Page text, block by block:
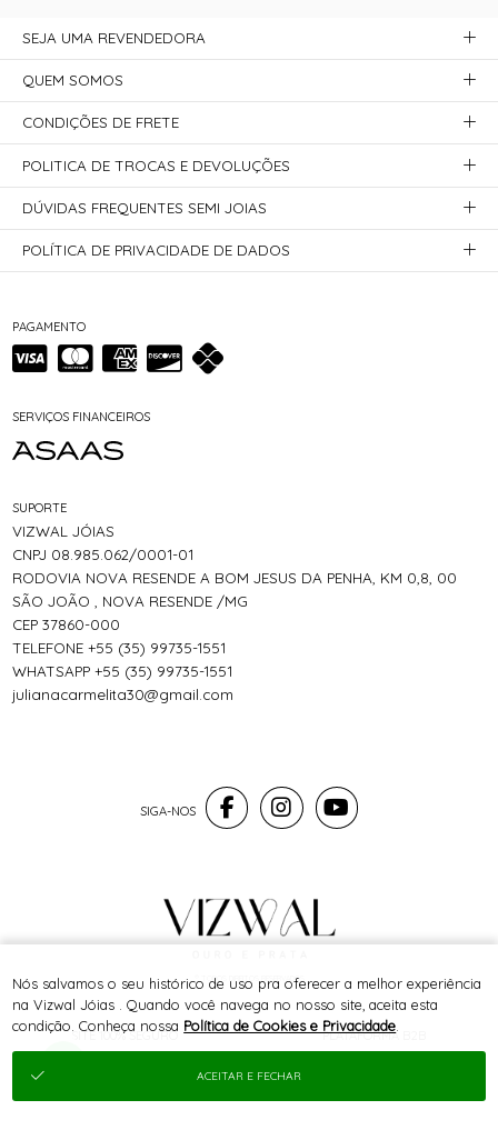
PAGAMENTO
SERVIÇOS FINANCEIROS
SITE 100% SEGURO PLATAFORMA B2B
SUPORTE
VIZWAL JÓIAS
CNPJ 08.985.062/0001-01
RODOVIA NOVA RESENDE A BOM JESUS DA PENHA, KM 0,8, 00
SÃO JOÃO , NOVA RESENDE /MG
CEP 37860-000
TELEFONE +55 (35) 99735-1551
WHATSAPP +55 (35) 99735-1551
julianacarmelita30@gmail.com
SEJA UMA REVENDEDORA
QUEM SOMOS
CONDIÇÕES DE FRETE
POLITICA DE TROCAS E DEVOLUÇÕES
DÚVIDAS FREQUENTES SEMI JOIAS
POLÍTICA DE PRIVACIDADE DE DADOS
® TODOS DIREITOS RESERVADOS
Nós salvamos o seu histórico de uso pra oferecer a melhor experiência
na Vizwal Jóias . Quando você navega no nosso site, aceita esta
condição. Conheça nossa Política de Cookies e Privacidade
ACEITAR E FECHAR